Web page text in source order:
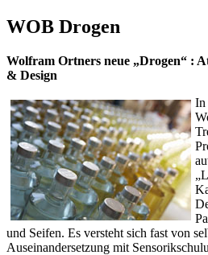
WOB Drogen
Wolfram Ortners neue „Drogen“ :
& Design
In
und Seifen. Es versteht sich fast von
Auseinandersetzung mit